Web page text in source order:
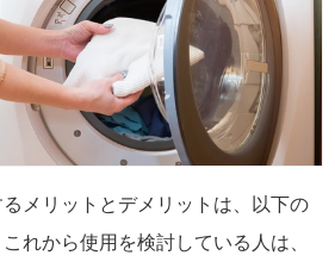
メリットとデメリットは、以下の
れから使用を検討している人は、